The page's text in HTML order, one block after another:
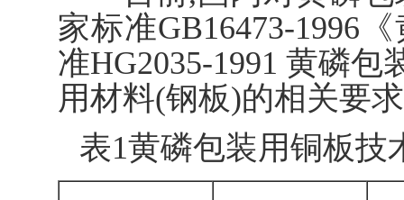
家标准GB16473-1996
准HG2035-1991 黄磷
用材料(钢板)的相关要
表1黄磷包装用铜板技